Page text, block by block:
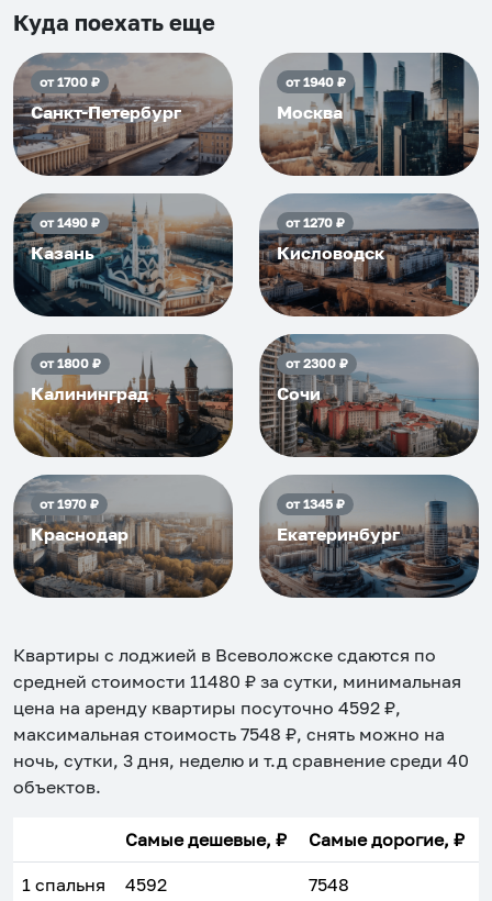
приезжать еще...
Куда поехать еще
от1700₽
Санкт-Петербург
от1940₽
Москва
от1490₽
Казань
от1270₽
Кисловодск
от1800₽
Калининград
от2300₽
Сочи
от1970₽
Краснодар
от1345₽
Екатеринбург
Квартиры с лоджией в Всеволожске сдаются по
средней стоимости 11480 ₽ за сутки, минимальная
цена на аренду квартиры посуточно 4592 ₽,
максимальная стоимость 7548 ₽, снять можно на
ночь, сутки, 3 дня, неделю и т.д сравнение среди 40
объектов.
Самые дешевые, ₽ Самые дорогие, ₽
1 спальня 4592 7548